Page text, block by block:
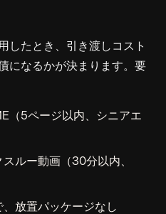
したとき、引き渡しコスト
になるかが決まります。要
（5ページ以内、シニアエ
ルー動画（30分以内、
放置パッケージなし